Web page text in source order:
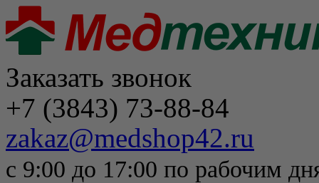
Заказать звонок
+7 (3843) 73-88-84
zakaz@medshop42.ru
с 9:00 до 17:00 по рабочим